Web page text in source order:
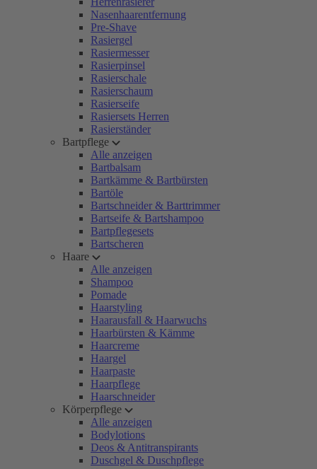
Nasenhaarentfernung
Pre-Shave
Rasiergel
Rasiermesser
Rasierpinsel
Rasierschale
Rasierschaum
Rasierseife
Rasiersets Herren
Rasierständer
Bartpflege
Alle anzeigen
Bartbalsam
Bartkämme & Bartbürsten
Bartöle
Bartschneider & Barttrimmer
Bartseife & Bartshampoo
Bartpflegesets
Bartscheren
Haare
Alle anzeigen
Shampoo
Pomade
Haarstyling
Haarausfall & Haarwuchs
Haarbürsten & Kämme
Haarcreme
Haargel
Haarpaste
Haarpflege
Haarschneider
Körperpflege
Alle anzeigen
Bodylotions
Deos & Antitranspirants
Duschgel & Duschpflege